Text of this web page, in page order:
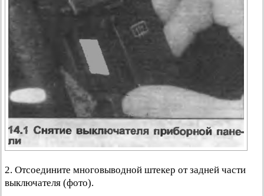
2. Отсоедините многовыводной штекер от задней части
выключателя (фото).